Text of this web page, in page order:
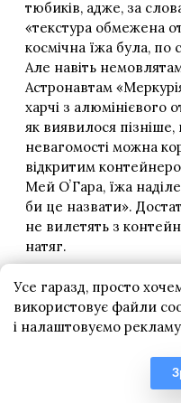
Усе гаразд, просто
використовує файли
і налаштовуємо